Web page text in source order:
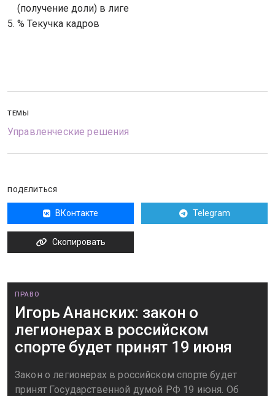
(получение доли) в лиге
% Текучка кадров
ТЕМЫ
Управленческие решения
ПОДЕЛИТЬСЯ
ВКонтакте Telegram
Скопировать
ПРАВО
Игорь Ананских: закон о
легионерах в российском
спорте будет принят 19 июня
Закон о легионерах в российском спорте будет
принят Государственной думой РФ 19 июня. Об